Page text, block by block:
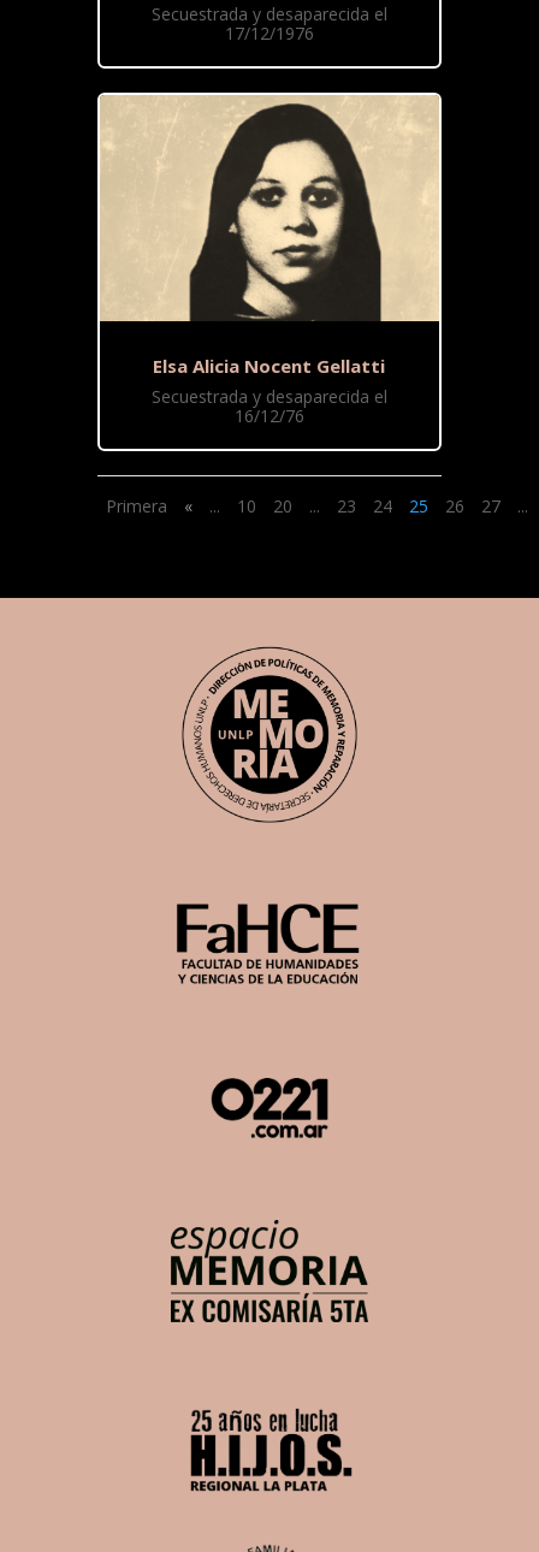
Secuestrada y desaparecida el
17/12/1976
Elsa Alicia Nocent Gellatti
Secuestrada y desaparecida el
16/12/76
Primera « ... 10 20 ... 23 24 25 26 27 ...